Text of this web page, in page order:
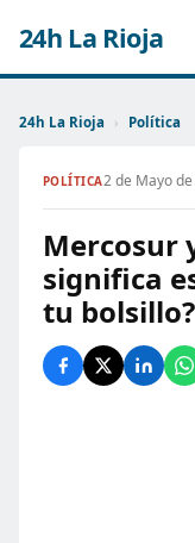
24h La Rioja
24h La Rioja › Política
POLÍTICA2 de Mayo
Mercosur
significa
tu bolsillo?